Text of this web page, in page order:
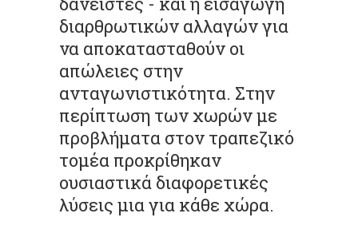
διαρθρωτικών αλλαγών για
να αποκατασταθούν οι
απώλειες στην
ανταγωνιστικότητα. Στην
περίπτωση των χωρών με
προβλήματα στον τραπεζικό
τομέα προκρίθηκαν
ουσιαστικά διαφορετικές
λύσεις μια για κάθε χώρα.